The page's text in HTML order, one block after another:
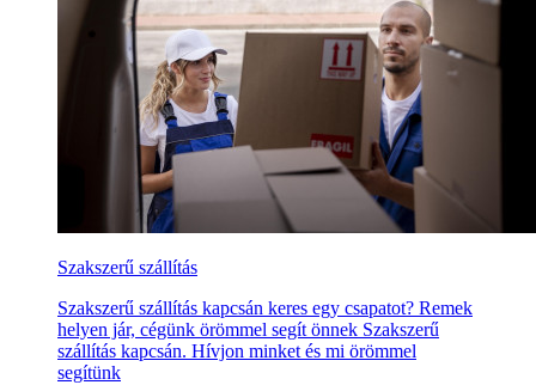
Szakszerű szállítás
Szakszerű szállítás kapcsán keres egy csapatot? Remek
helyen jár, cégünk örömmel segít önnek Szakszerű
szállítás kapcsán. Hívjon minket és mi örömmel
segítünk